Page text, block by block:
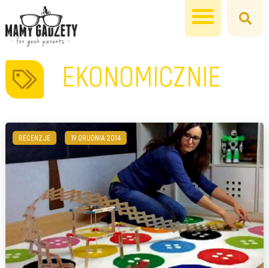
EKONOMICZNIE
RECENZJE 19 GRUDNIA 2014